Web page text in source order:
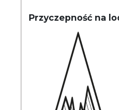
Przyczepność na